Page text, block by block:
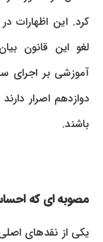
کرد. این اظهارات
لغو این قانون
آموزشی بر اجرای
دوازدهم اصرار دارند
باشند.
مصوبه ای که
یکی از نقدهای اصلی